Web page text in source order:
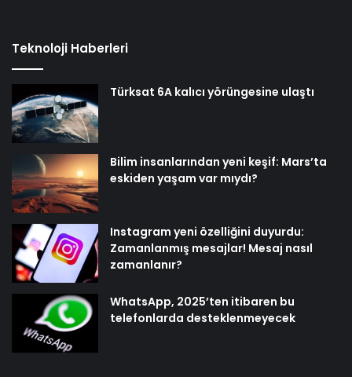
Teknoloji Haberleri
Türksat 6A kalıcı yörüngesine ulaştı
Bilim insanlarından yeni keşif: Mars’ta
eskiden yaşam var mıydı?
Instagram yeni özelliğini duyurdu:
Zamanlanmış mesajlar! Mesaj nasıl
zamanlanır?
WhatsApp, 2025’ten itibaren bu
telefonlarda desteklenmeyecek